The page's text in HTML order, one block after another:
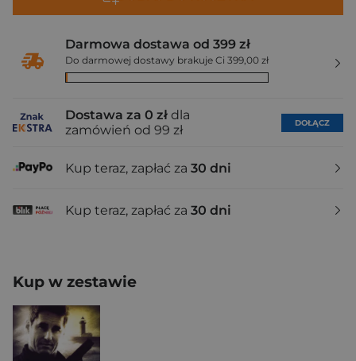
Darmowa dostawa od 399 zł
Do darmowej dostawy brakuje Ci 399,00 zł
Dostawa za 0 zł dla
zamówień od 99 zł
DOŁĄCZ
Kup teraz, zapłać za 30 dni
Kup teraz, zapłać za 30 dni
Kup w zestawie